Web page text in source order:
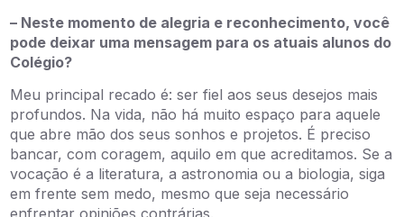
– Neste momento de alegria e reconhecimento, você
pode deixar uma mensagem para os atuais alunos do
Colégio?
Meu principal recado é: ser fiel aos seus desejos mais
profundos. Na vida, não há muito espaço para aquele
que abre mão dos seus sonhos e projetos. É preciso
bancar, com coragem, aquilo em que acreditamos. Se a
vocação é a literatura, a astronomia ou a biologia, siga
em frente sem medo, mesmo que seja necessário